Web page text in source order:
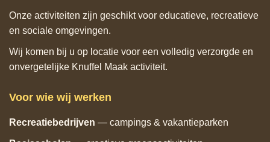
Onze activiteiten zijn geschikt voor educatieve, recreatieve
en sociale omgevingen.
Wij komen bij u op locatie voor een volledig verzorgde en
onvergetelijke Knuffel Maak activiteit.
Voor wie wij werken
Recreatiebedrijven — campings & vakantieparken